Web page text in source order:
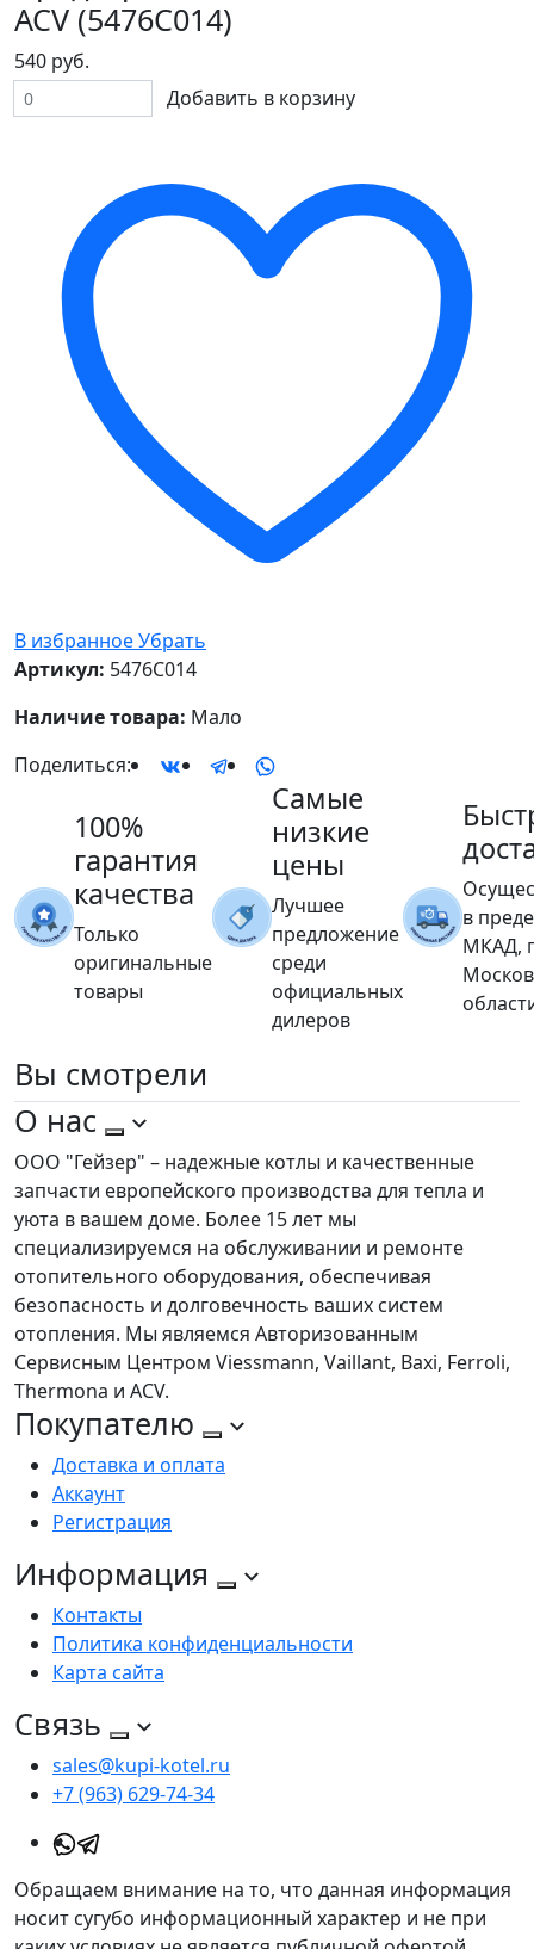
ACV (5476C014)
540 руб.
Добавить в корзину
В избранноеУбрать
Артикул: 5476C014
Наличие товара: Мало
Поделиться:
100%
гарантия
качества
Только
оригинальные
товары
Самые
низкие
цены
Лучшее
предложение
среди
официальных
дилеров
в
МКАД,
Вы смотрели
О нас
ООО "Гейзер" – надежные котлы и качественные
запчасти европейского производства для тепла и
уюта в вашем доме. Более 15 лет мы
специализируемся на обслуживании и ремонте
отопительного оборудования, обеспечивая
безопасность и долговечность ваших систем
отопления. Мы являемся Авторизованным
Сервисным Центром Viessmann, Vaillant, Baxi, Ferroli,
Thermona и ACV.
Покупателю
Доставка и оплата
Аккаунт
Регистрация
Информация
Контакты
Политика конфиденциальности
Карта сайта
Связь
sales@kupi-kotel.ru
+7 (963) 629-74-34
Обращаем внимание на то, что данная информация
носит сугубо информационный характер и не при